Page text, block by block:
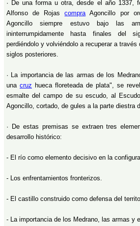
· De una forma u otra, desde el año 1337,
Alfonso de RojascompraAgoncillo por
Agoncillo siempre estuvo bajo las
ininterrumpidamente hasta finales del
perdiéndolo y volviéndolo a recuperar a
siglos posteriores.
· La importancia de las armas de los
una cruz hueca floreteada de plata", se
esmalte del campo de su escudo, al
Agoncillo, cortado, de gules a la parte diestra
· De estas premisas se extraen tres
desarrollo histórico:
- El río como elemento decisivo en la
- Los enfrentamientos fronterizos.
- El castillo construido como defensa del
- La importancia de los Medrano, las armas y